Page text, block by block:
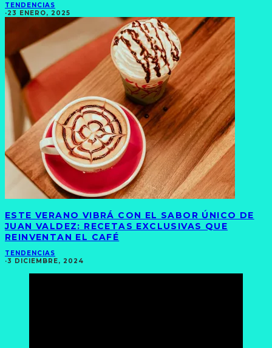
TENDENCIAS
·23 ENERO, 2025
ESTE VERANO VIBRÁ CON EL SABOR ÚNICO DE
JUAN VALDEZ: RECETAS EXCLUSIVAS QUE
REINVENTAN EL CAFÉ
TENDENCIAS
·3 DICIEMBRE, 2024